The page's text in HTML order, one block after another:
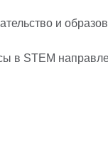
и
в STEM